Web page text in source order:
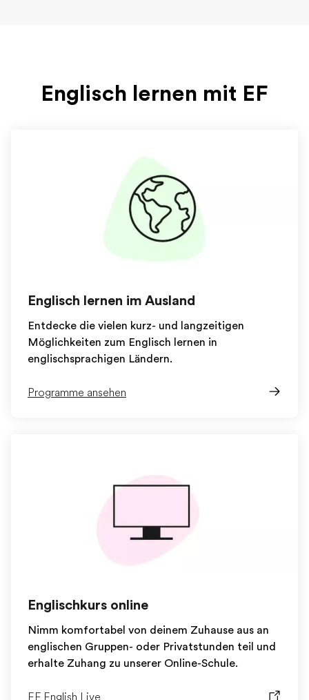
Englisch lernen mit EF
Englisch lernen im Ausland
Entdecke die vielen kurz- und langzeitigen
Möglichkeiten zum Englisch lernen in
englischsprachigen Ländern.
Programme ansehen
Englischkurs online
Nimm komfortabel von deinem Zuhause aus an
englischen Gruppen- oder Privatstunden teil und
erhalte Zuhang zu unserer Online-Schule.
EF English Live